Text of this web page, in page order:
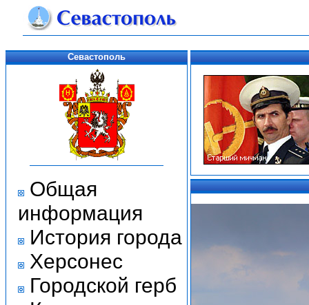
Севастополь
Общая
информация
История города
Херсонес
Городской герб